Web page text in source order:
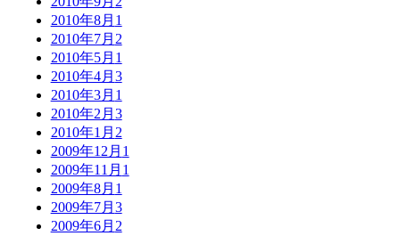
2010年8月 1
2010年7月 2
2010年5月 1
2010年4月 3
2010年3月 1
2010年2月 3
2010年1月 2
2009年12月 1
2009年11月 1
2009年8月 1
2009年7月 3
2009年6月 2